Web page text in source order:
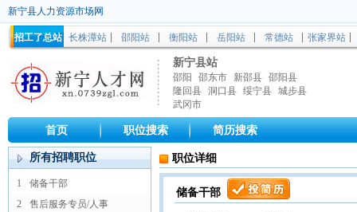
新宁县人力资源市场网
招工了总站 长株潭站 邵阳站 衡阳站 岳阳站 常德站 张家界站
新宁县站
邵阳 邵东市 新邵县 邵阳县
隆回县 洞口县 绥宁县 城步县
武冈市
首页 职位搜索 简历搜索
所有招聘职位
1
储备干部
2
售后服务专员/人事
职位详细
储备干部